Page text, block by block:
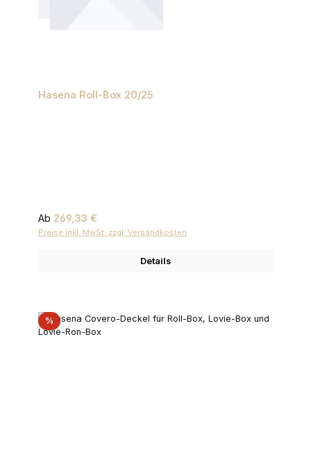
Hasena Roll-Box 20/25
Regulärer Preis:
Ab 269,33 €
Preise inkl. MwSt. zzgl. Versandkosten
Details
%Rabatt